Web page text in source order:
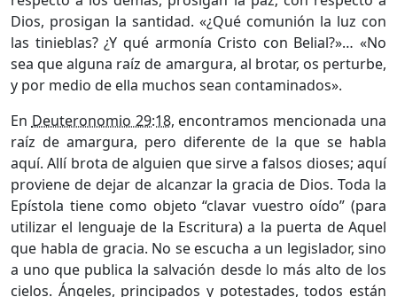
Dios, prosigan la santidad. «¿Qué comunión la luz con
las tinieblas? ¿Y qué armonía Cristo con Belial?»… «No
sea que alguna raíz de amargura, al brotar, os perturbe,
y por medio de ella muchos sean contaminados».
En Deuteronomio 29:18, encontramos mencionada una
raíz de amargura, pero diferente de la que se habla
aquí. Allí brota de alguien que sirve a falsos dioses; aquí
proviene de dejar de alcanzar la gracia de Dios. Toda la
Epístola tiene como objeto “clavar vuestro oído” (para
utilizar el lenguaje de la Escritura) a la puerta de Aquel
que habla de gracia. No se escucha a un legislador, sino
a uno que publica la salvación desde lo más alto de los
cielos. Ángeles, principados y potestades, todos están